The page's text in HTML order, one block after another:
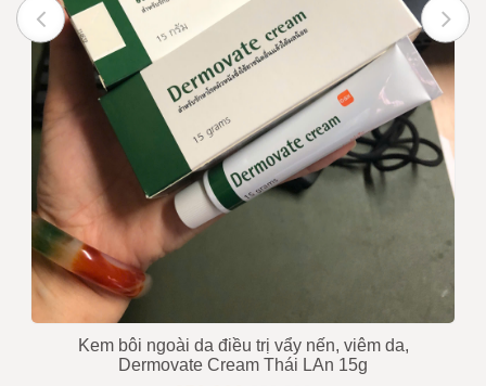
Tư vấn viên 0916999853 - 0919896393
Kem bôi ngoài da điều trị vẩy nến, viêm da,
Dermovate Cream Thái LAn 15g